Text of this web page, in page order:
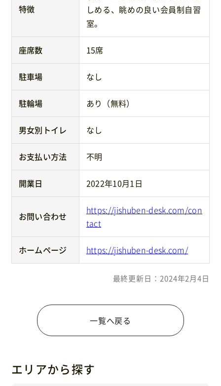
特徴
しめる、眺めの良い会員制自習
室。
座席数 15席
駐車場 なし
駐輪場 あり（無料）
男女別トイレ なし
お支払い方法 不明
開業日 2022年10月1日
お問い合わせ
https://jishuben-desk.com/con
tact
ホームページ https://jishuben-desk.com/
最終更新日：2024年2月4日
一覧へ戻る
エリアから探す